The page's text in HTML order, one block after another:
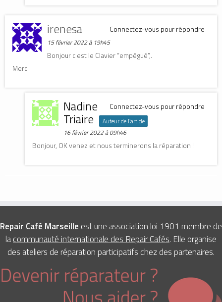
Connectez-vous pour répondre
irenesa
15 février 2022 à 19h45
Bonjour c est le Clavier “empêgué”,.
Merci
Connectez-vous pour répondre
Nadine
Triaire Auteur de l’article
16 février 2022 à 09h46
Bonjour, OK venez et nous terminerons la réparation !
Repair Café Marseille est une association loi 1901 membre de
lacommunauté internationale des Repair Cafés. Elle organise
des ateliers de réparation participatifs chez des partenaires.